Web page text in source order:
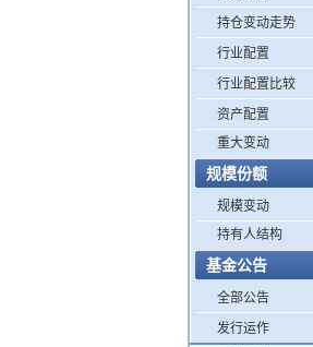
持仓变动走势
行业配置
行业配置比较
资产配置
重大变动
规模份额
规模变动
持有人结构
基金公告
全部公告
发行运作